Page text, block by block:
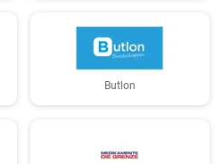
Butlon